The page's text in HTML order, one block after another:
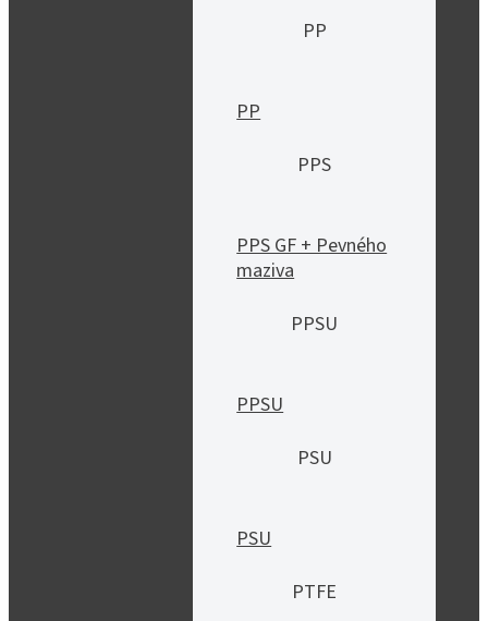
PP
PP
PPS
PPS GF + Pevného
maziva
PPSU
PPSU
PSU
PSU
PTFE